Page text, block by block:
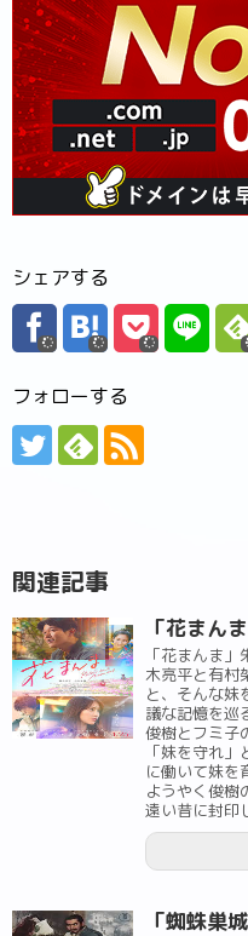
シェアする
フォローする
関連記事
「花まんま
「花まんま
木亮平と有村
と、そんな妹
議な記憶を巡
俊樹とフミ子
「妹を守れ
に働いて妹を
ようやく俊樹
遠い昔に封印
「蜘蛛巣城